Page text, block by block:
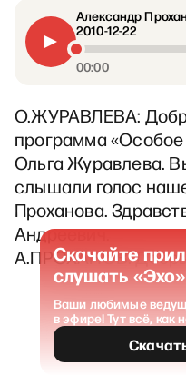
Александр
2010-12-22
00:00
О.ЖУРАВЛЕВА:
программа
Ольга Журавлева.
слышали голос
Проханова.
Андреевич.
А.ПРОХАНОВ:
Скачайте
слушать «Эхо»
Ваши любимые
в эфире! Тут всё, как